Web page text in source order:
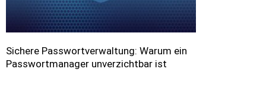
Sichere Passwortverwaltung: Warum ein
Passwortmanager unverzichtbar ist